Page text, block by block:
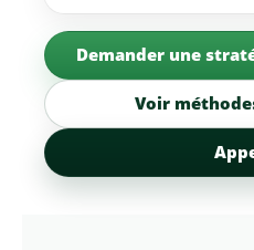
Demander une
Voir